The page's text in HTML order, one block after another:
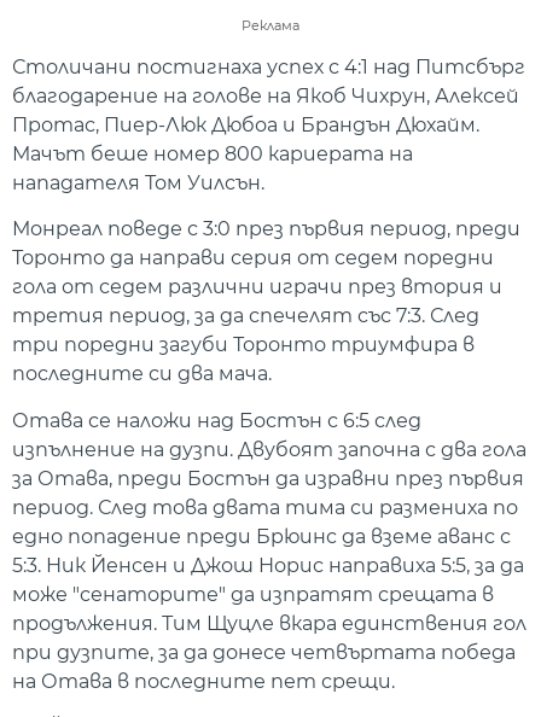
Реклама
Столичани постигнаха успех с 4:1 над Питсбърг
благодарение на голове на Якоб Чихрун, Алексей
Протас, Пиер-Люк Дюбоа и Брандън Дюхайм.
Мачът беше номер 800 кариерата на
нападателя Том Уилсън.
Монреал поведе с 3:0 през първия период, преди
Торонто да направи серия от седем поредни
гола от седем различни играчи през втория и
третия период, за да спечелят със 7:3. След
три поредни загуби Торонто триумфира в
последните си два мача.
Отава се наложи над Бостън с 6:5 след
изпълнение на дузпи. Двубоят започна с два гола
за Отава, преди Бостън да изравни през първия
период. След това двата тима си размениха по
едно попадение преди Брюинс да вземе аванс с
5:3. Ник Йенсен и Джош Норис направиха 5:5, за да
може "сенаторите" да изпратят срещата в
продължения. Тим Щуцле вкара единствения гол
при дузпите, за да донесе четвъртата победа
на Отава в последните пет срещи.